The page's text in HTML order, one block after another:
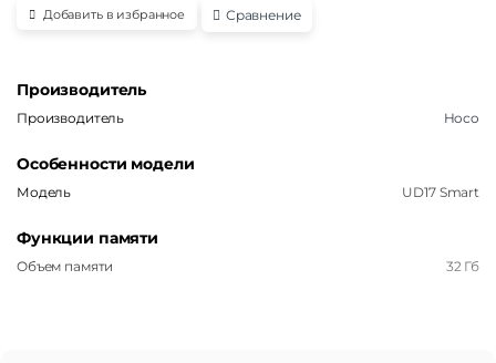
Добавить в избранное Сравнение
Производитель
Производитель Hoco
Особенности модели
Модель UD17 Smart
Функции памяти
Объем памяти 32 Гб